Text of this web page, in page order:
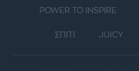
POWER TO INSPIRE
ΣΠΙΤΙ JUICY